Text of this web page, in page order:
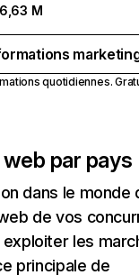
6,63 M
quotidiennes.
par pays
dans le monde
de vos
les
principale de